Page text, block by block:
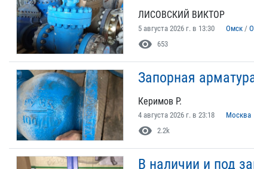
ЛИСОВСКИЙ ВИКТОР
5 августа 2026 г. в 13:30 Омск /
visibility 653
Запорная
Керимов Р.
4 августа 2026 г. в 23:18 Москва
visibility 2.2k
В наличии и под